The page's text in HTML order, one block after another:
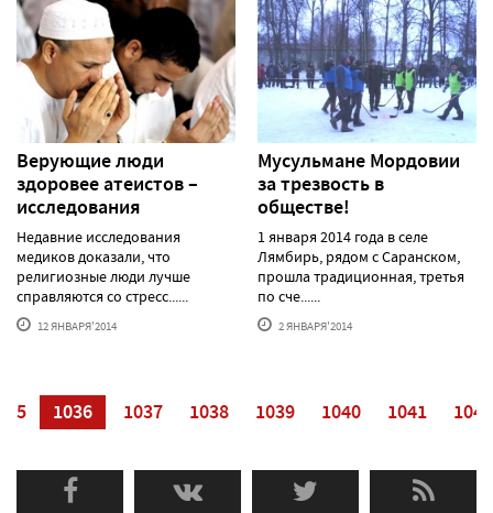
Верующие люди
здоровее атеистов –
исследования
Недавние исследования
медиков доказали, что
религиозные люди лучше
справляются со стресс......
12 ЯНВАРЯ'2014
Мусульмане Мордовии
за трезвость в
обществе!
1 января 2014 года в селе
Лямбирь, рядом с Саранском,
прошла традиционная, третья
по сче......
2 ЯНВАРЯ'2014
1036 1037 1038 1039 1040 1041 1042